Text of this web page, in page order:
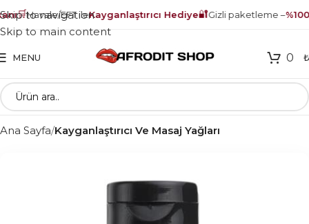
🛒Havale/EFT ileKayganlaştırıcı Hediye🔐Gizli paketleme –%100
Skip to navigation
Skip to main content
MENU 0 ₺
Ana Sayfa Kayganlaştırıcı Ve Masaj Yağları